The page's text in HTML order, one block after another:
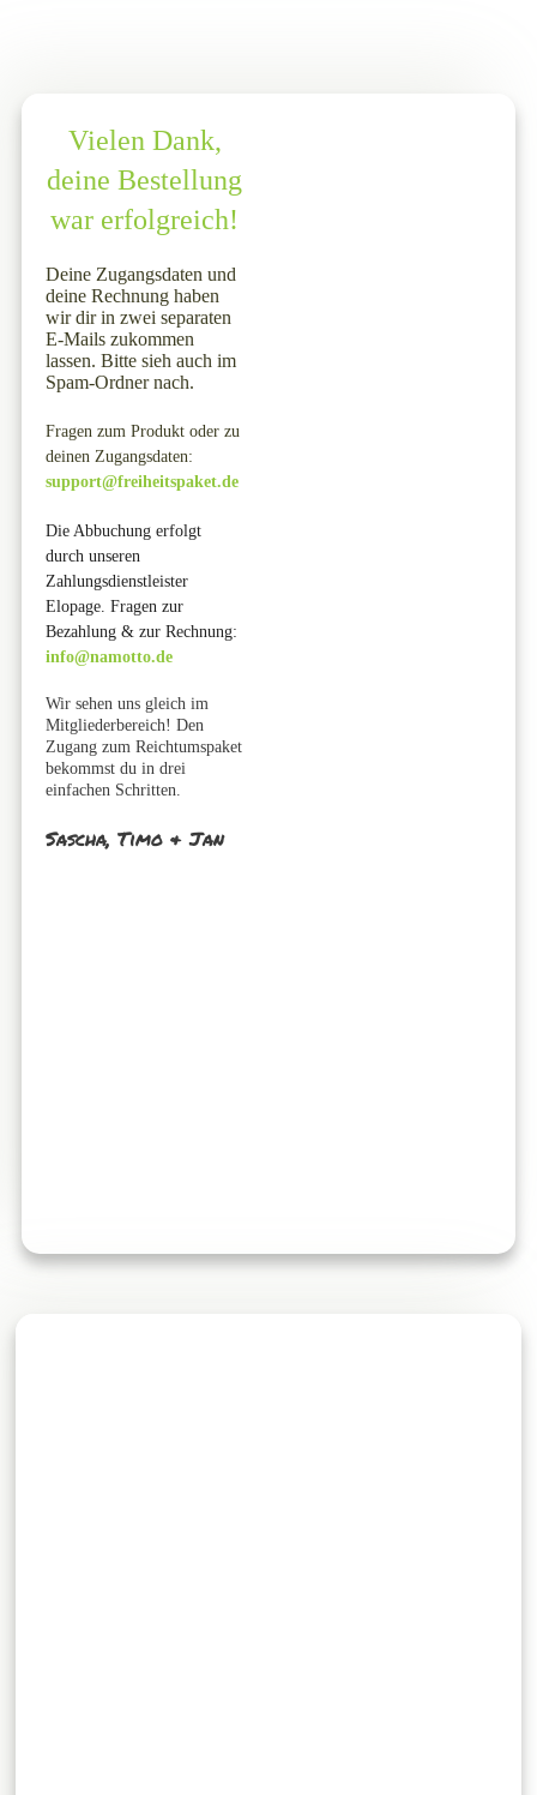
Vielen Dank,
deine Bestellung
war erfolgreich!
Deine Zugangsdaten und
deine Rechnung haben
wir dir in zwei separaten
E-Mails zukommen
lassen. Bitte sieh auch im
Spam-Ordner nach.
Fragen zum Produkt oder zu
deinen Zugangsdaten:
support@freiheitspaket.de
Die Abbuchung erfolgt
durch unseren
Zahlungsdienstleister
Elopage. Fragen zur
Bezahlung & zur Rechnung:
info@namotto.de
Wir sehen uns gleich im
Mitgliederbereich! Den
Zugang zum Reichtumspaket
bekommst du in drei
einfachen Schritten.
Sascha, Timo & Jan